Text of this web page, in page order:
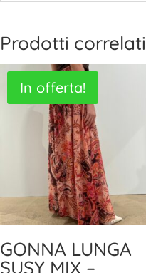
Prodotti correlati
In offerta!
GONNA LUNGA
SUSY MIX –